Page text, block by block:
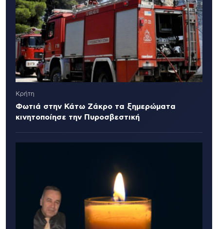
Κρήτη
Φωτιά στην Κάτω Ζάκρο τα ξημερώματα
κινητοποίησε την Πυροσβεστική